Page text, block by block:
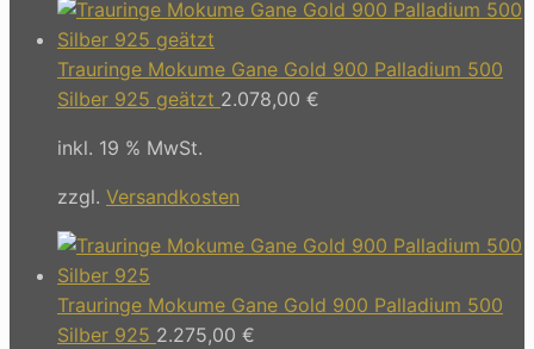
Trauringe Mokume Gane Gold 900 Palladium 500
Silber 925 geätzt 2.078,00 €
inkl. 19 % MwSt.
zzgl. Versandkosten
Trauringe Mokume Gane Gold 900 Palladium 500
Silber 925 2.275,00 €